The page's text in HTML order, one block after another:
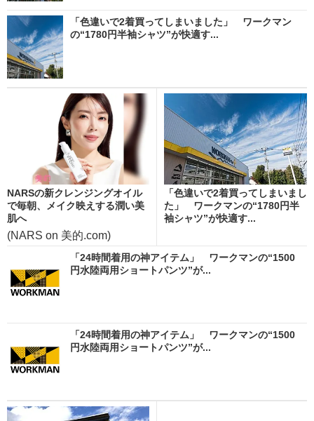
「色違いで2着買ってしまいました」 ワークマン
の“1780円半袖シャツ”が快適す...
NARSの新クレンジングオイル
で毎朝、メイク映えする潤い美
肌へ
(NARS on 美的.com)
「色違いで2着買ってしまいまし
た」 ワークマンの“1780円半
袖シャツ”が快適す...
「24時間着用の神アイテム」 ワークマンの“1500
円水陸両用ショートパンツ”が...
「24時間着用の神アイテム」 ワークマンの“1500
円水陸両用ショートパンツ”が...